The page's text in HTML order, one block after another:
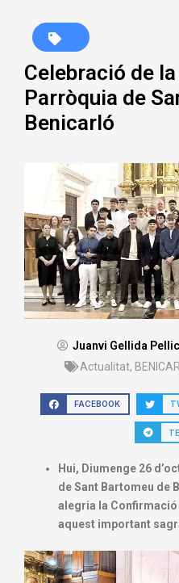
Celebració de
Parròquia de
Benicarló
Juanvi Gellida
Actualitat,
FACEBOOK
Hui, Diumenge 26
de Sant Bartomeu de
alegria la Confirmació
aquest important